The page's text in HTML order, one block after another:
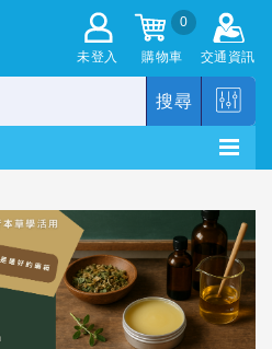
未登入
0
購物車 交通資訊
搜尋